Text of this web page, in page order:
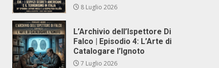
8 Luglio 2026
L’Archivio dell’Ispettore Di
Falco | Episodio 4: L’Arte di
Catalogare l’Ignoto
7 Luglio 2026